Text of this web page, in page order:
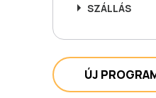
SZÁLLÁS
ÚJ